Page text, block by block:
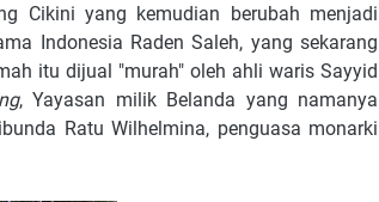
Cikini yang kemudian berubah menjadi
Indonesia Raden Saleh, yang sekarang
itu dijual "murah" oleh ahli waris Sayyid
, Yayasan milik Belanda yang namanya
Ratu Wilhelmina, penguasa monarki